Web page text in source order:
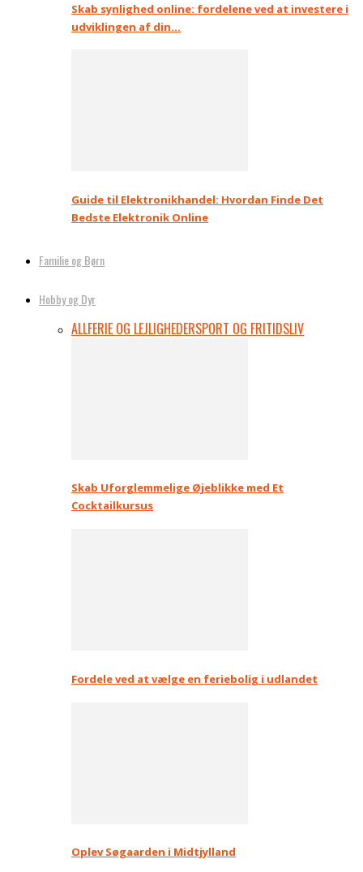
Skab synlighed online: fordelene ved at investere i
udviklingen af din…
Guide til Elektronikhandel: Hvordan Finde Det
Bedste Elektronik Online
Familie og Børn
Hobby og Dyr
ALLFERIE OG LEJLIGHEDERSPORT OG FRITIDSLIV
Skab Uforglemmelige Øjeblikke med Et
Cocktailkursus
Fordele ved at vælge en feriebolig i udlandet
Oplev Søgaarden i Midtjylland